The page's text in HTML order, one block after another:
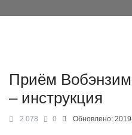
Приём
– инструкция
2 078 0 Обновлено: